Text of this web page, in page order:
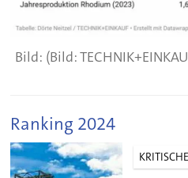
(Bild:
Ranking 2024